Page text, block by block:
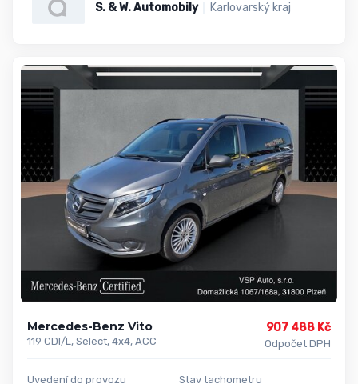
S. & W. Automobily Karlovarský kraj
Mercedes-Benz Vito
119 CDI/L, Select, 4x4, ACC
907 488 Kč
Odpočet DPH
Uvedení do provozu
Stav tachometru